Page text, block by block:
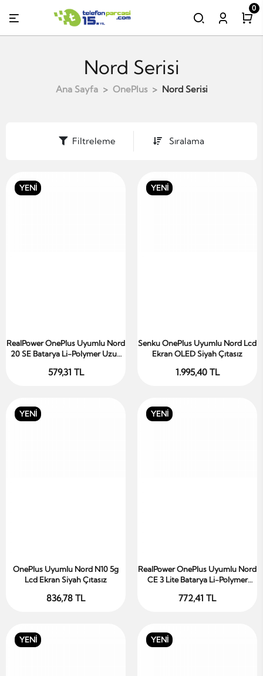
0
Nord Serisi
Ana Sayfa OnePlus Nord Serisi
Filtreleme Sıralama
YENİ
Sepete Ekle
RealPower OnePlus Uyumlu Nord
20 SE Batarya Li-Polymer Uzun
579,31 TL
YENİ
Sepete Ekle
Senku OnePlus Uyumlu Nord Lcd
Ekran OLED Siyah Çıtasız
1.995,40 TL
YENİ
Sepete Ekle
OnePlus Uyumlu Nord N10 5g
Lcd Ekran Siyah Çıtasız
836,78 TL
YENİ
Sepete Ekle
RealPower OnePlus Uyumlu Nord
CE 3 Lite Batarya Li-Polymer
772,41 TL
YENİ YENİ